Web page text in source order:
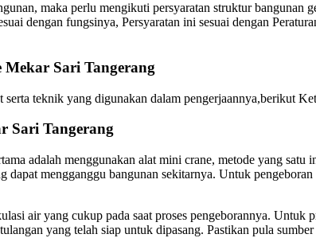
maka perlu mengikuti persyaratan struktur bangunan
dengan fungsinya, Persyaratan ini sesuai dengan
Mekar Sari Tangerang
teknik yang digunakan dalam pengerjaannya,berikut
Sari Tangerang
adalah menggunakan alat mini crane, metode yang
mengganggu bangunan sekitarnya. Untuk
air yang cukup pada saat proses pengeborannya. Untuk
yang telah siap untuk dipasang. Pastikan pula